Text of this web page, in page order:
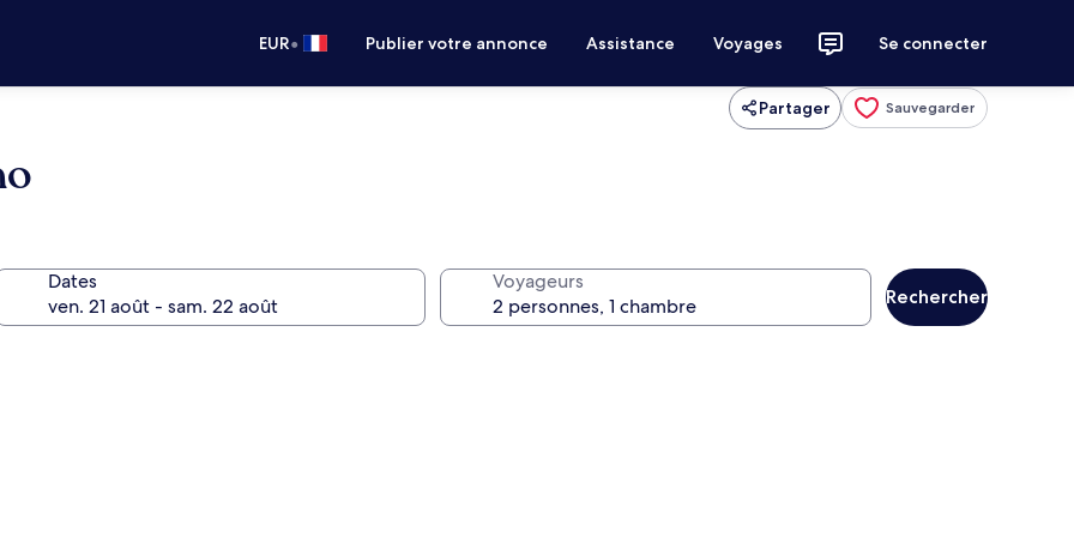
EUR• Publier votre annonce Assistance Voyages Se connecter
Partager Sauvegarder
Dates Voyageurs
Rechercher